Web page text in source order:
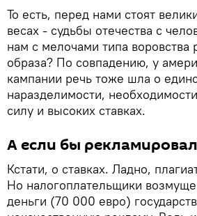
То есть, перед нами стоят
весах - судьбы отечества с
нам с мелочами типа воровства
образа? По совпадению, у
кампании речь тоже шла о
наразделимости,
силу и высоких ставках.
А если бы
Кстати, о ставках. Ладно,
Но налогоплательщики
деньги (70 000 евро)